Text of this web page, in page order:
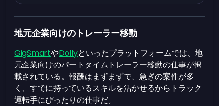
地元企業向けのトレーラー移動
GigSmartやDollyといったプラットフォームでは、地
元企業向けのパートタイムトレーラー移動の仕事が掲
載されている。報酬はまずまずで、急ぎの案件が多
く、すでに持っているスキルを活かせるからトラック
運転手にぴったりの仕事だ。